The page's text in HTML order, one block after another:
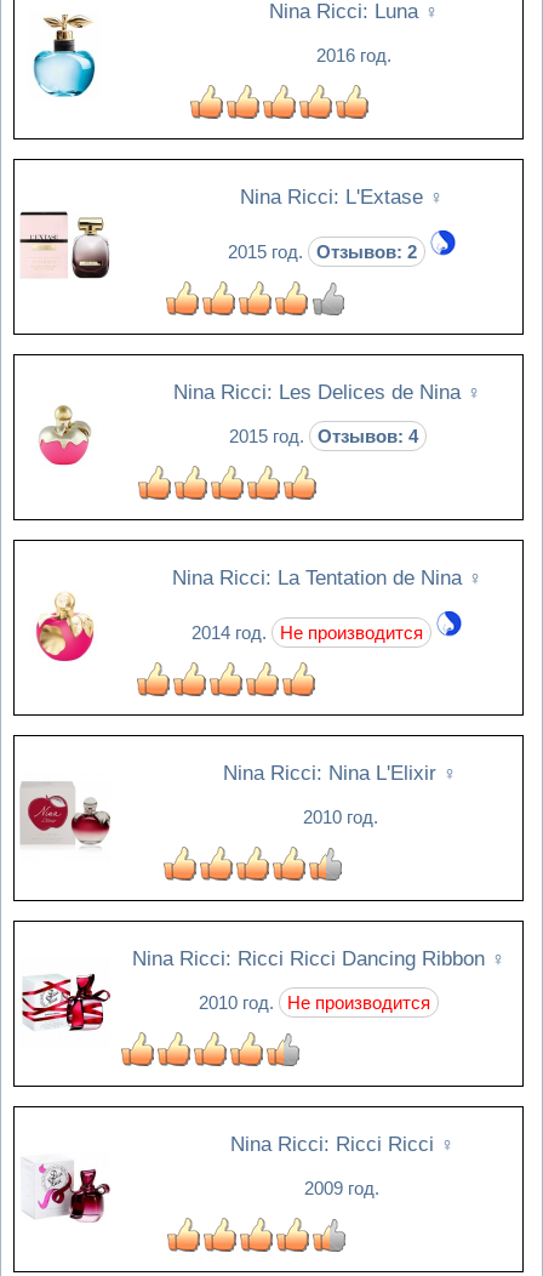
Nina Ricci: Luna ♀
2016 год.
Nina Ricci: L'Extase ♀
2015 год. Отзывов: 2
Nina Ricci: Les Delices de Nina ♀
2015 год. Отзывов: 4
Nina Ricci: La Tentation de Nina ♀
2014 год. Не производится
Nina Ricci: Nina L'Elixir ♀
2010 год.
Nina Ricci: Ricci Ricci Dancing Ribbon ♀
2010 год. Не производится
Nina Ricci: Ricci Ricci ♀
2009 год.